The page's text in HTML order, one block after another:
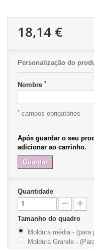
18,14 €
Personalização do
Nombre *
* campos obrigatórios
Após guardar o seu
adicionar ao carrinho.
Guardar
Quantidade
Tamanho do quadro
Moldura média -
Moldura Grande -